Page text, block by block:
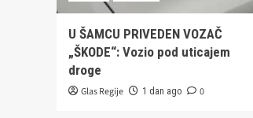
U ŠAMCU PRIVEDEN VOZAČ
„ŠKODE“: Vozio pod uticajem
droge
Glas Regije 1 dan ago 0